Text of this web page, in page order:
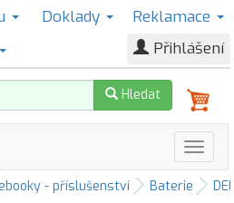
Doklady
Reklamace
Přihlášení
Hledat
- příslušenství Baterie